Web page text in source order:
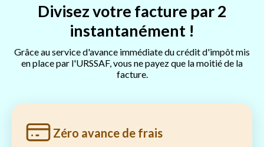
Divisez votre facture par 2
instantanément !
Grâce au service d'avance immédiate du crédit d'impôt mis
en place par l'URSSAF, vous ne payez que la moitié de la
facture.
Zéro avance de frais